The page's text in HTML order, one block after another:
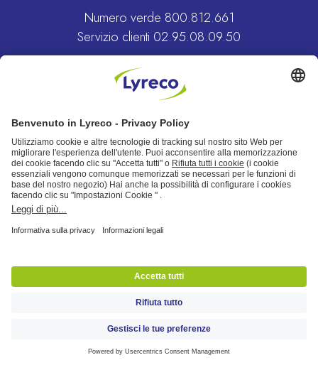
Numero verde 800.812.661
Servizio clienti 02.95.08.09.50
Vai al sito Lyreco
MAGGIORI INFORMAZIONI
Lyreco Italia S.r.l.: Partita IVA e n. iscrizione al Registro Imprese di Milano
unico Lyreco SAS.
Sede legale: Via Giovanni Mayr, 10 - 20122 Milano - Sede Uffici: via Papa
Giovanni Paolo II, snc, 20040, Cambiago (MI), Tel: 02.95.94.41,
d'Ongina (PC), Tel: 3402580000